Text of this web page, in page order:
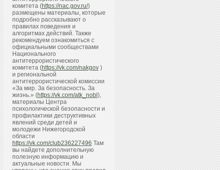
комитета (https://nac.gov.ru/)
размещены материалы, которые
подробно рассказывают о
правилах поведения и
алгоритмах действий. Также
рекомендуем ознакомиться с
официальными сообществами
Национального
антитеррористического
комитета (https://vk.com/nakgov)
и региональной
антитеррористической комиссии
«За мир. За безопасность. За
жизнь.» (https://vk.com/atk_nobl ),
материалы Центра
психологической безопасности и
профилактики деструктивных
явлений среди детей и
молодежи Нижегородской
области
https://vk.com/club236227496 Там
вы найдете дополнительную
полезную информацию и
актуальные новости. Мы